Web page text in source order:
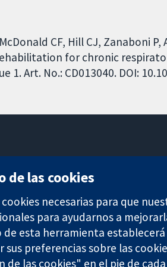
CF, Hill CJ, Zanaboni
for chronic
1. Art. No.: CD013040. DOI:
Londres
Reino Unido
de las cookies
necesarias para que
para ayudarnos a
de esta herramienta
sus preferencias sobre las
de las cookies" en el pie de